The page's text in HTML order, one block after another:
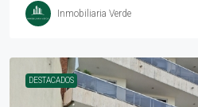
Inmobiliaria Verde
DESTACADOS